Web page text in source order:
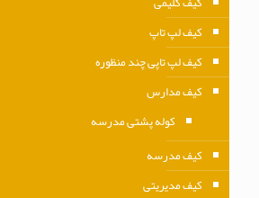
کیف لپ تاپ
کیف لپ تاپی چند منظوره
کیف مدارس
کوله پشتی مدرسه
کیف مدرسه
کیف مدیریتی